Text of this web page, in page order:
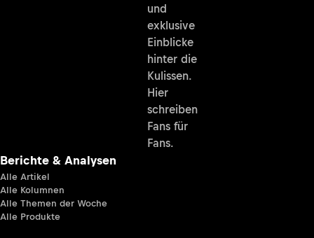
und
exklusive
Einblicke
hinter die
Kulissen.
Hier
schreiben
Fans für
Fans.
Berichte & Analysen
Alle Artikel
Alle Kolumnen
Alle Themen der Woche
Alle Produkte